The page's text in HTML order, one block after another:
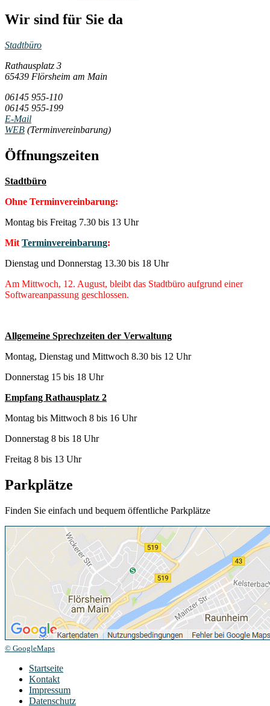
Wir sind für Sie da
Stadtbüro
Rathausplatz 3
65439 Flörsheim am Main
06145 955-110
06145 955-199
E-Mail
WEB (Terminvereinbarung)
Öffnungszeiten
Stadtbüro
Ohne Terminvereinbarung:
Montag bis Freitag 7.30 bis 13 Uhr
Mit Terminvereinbarung:
Dienstag und Donnerstag 13.30 bis 18 Uhr
Am Mittwoch, 12. August, bleibt das Stadtbüro aufgrund einer
Softwareanpassung geschlossen.
Allgemeine Sprechzeiten der Verwaltung
Montag, Dienstag und Mittwoch 8.30 bis 12 Uhr
Donnerstag 15 bis 18 Uhr
Empfang Rathausplatz 2
Montag bis Mittwoch 8 bis 16 Uhr
Donnerstag 8 bis 18 Uhr
Freitag 8 bis 13 Uhr
Parkplätze
Finden Sie einfach und bequem öffentliche Parkplätze
© GoogleMaps
Startseite
Kontakt
Impressum
Datenschutz